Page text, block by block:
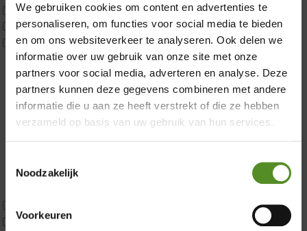
We gebruiken cookies om content en advertenties te
personaliseren, om functies voor social media te bieden
en om ons websiteverkeer te analyseren. Ook delen we
informatie over uw gebruik van onze site met onze
partners voor social media, adverteren en analyse. Deze
partners kunnen deze gegevens combineren met andere
informatie die u aan ze heeft verstrekt of die ze hebben
verzameld op basis van uw gebruik van hun services.
Noodzakelijk
Voorkeuren
P650 25cm Tweepersoons een kern aanpasbaar
P650 Twijfelaar
Toppers
Maatvoering
1 persoon
2 personen
2 personen split
Twijfelaar
Latex
Tweepersoons 1 kern product